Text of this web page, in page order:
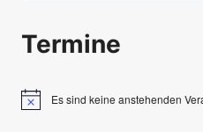
Termine
HinweisEs sind keine anstehenden